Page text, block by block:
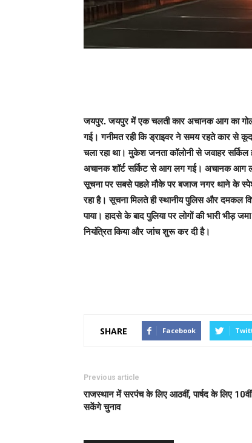
जयपुर. जयपुर में एक चलती कार अचानक आग का
गई। गनीमत रही कि ड्राइवर ने समय रहते कार से
चला रहा था। मुकेश जनता कॉलोनी से जवाहर सर्किल
अचानक शॉर्ट सर्किट से आग लग गई। अचानक आग
सूचना पर सबसे पहले मौके पर बजाज नगर थाने के
रहा है। सूचना मिलते ही स्थानीय पुलिस और दमकल
पाया। हादसे के बाद पुलिया पर लोगों की भारी भीड़
नियंत्रित किया और जांच शुरू कर दी है।
SHARE Facebook
Previous article
राजस्थान में सरपंच के लिए आठवीं, पार्षद के लिए
सकेंगे चुनाव